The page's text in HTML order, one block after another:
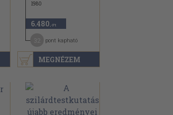
MEGNÉZEM
1980
6.480 ,-Ft
pont kapható